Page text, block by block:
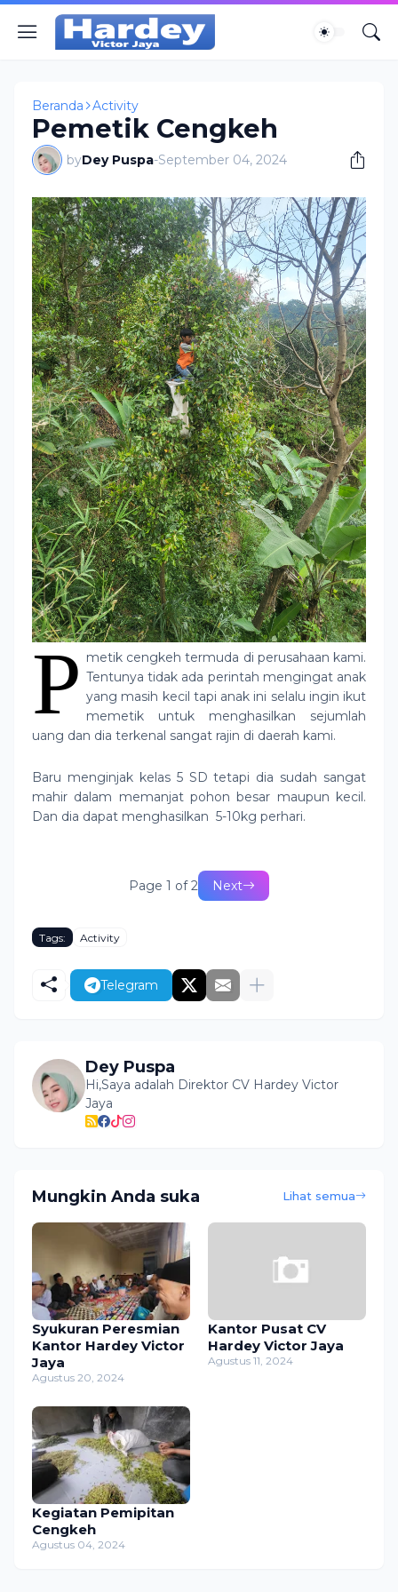
Beranda Activity
Pemetik Cengkeh
byDey Puspa-September 04, 2024
P metik cengkeh termuda di perusahaan kami.
Tentunya tidak ada perintah mengingat anak
yang masih kecil tapi anak ini selalu ingin ikut
memetik untuk menghasilkan sejumlah
uang dan dia terkenal sangat rajin di daerah kami.
Baru menginjak kelas 5 SD tetapi dia sudah sangat
mahir dalam memanjat pohon besar maupun kecil.
Dan dia dapat menghasilkan 5-10kg perhari.
Page 1 of 2 Next
Tags: Activity
Telegram
Dey Puspa
Hi,Saya adalah Direktor CV Hardey Victor
Jaya
Mungkin Anda suka Lihat semua
Syukuran Peresmian
Kantor Hardey Victor
Jaya
Agustus 20, 2024
Kantor Pusat CV
Hardey Victor Jaya
Agustus 11, 2024
Kegiatan Pemipitan
Cengkeh
Agustus 04, 2024